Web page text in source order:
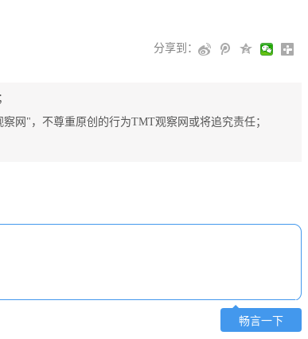
分享到：
网"，不尊重原创的行为TMT观察网或将追究责任；
畅言一下